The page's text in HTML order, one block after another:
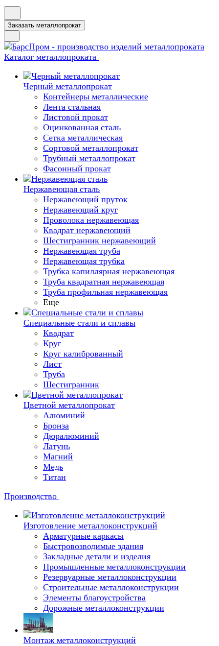
Заказать металлопрокат
Каталог металлопроката
Черный металлопрокат
Контейнеры металлические
Лента стальная
Листовой прокат
Оцинкованная сталь
Сетка металлическая
Сортовой металлопрокат
Трубный металлопрокат
Фасонный прокат
Нержавеющая сталь
Нержавеющий пруток
Нержавеющий круг
Проволока нержавеющая
Квадрат нержавеющий
Шестигранник нержавеющий
Нержавеющая труба
Нержавеющая трубка
Трубка капиллярная нержавеющая
Труба квадратная нержавеющая
Труба профильная нержавеющая
Еще
Специальные стали и сплавы
Квадрат
Круг
Круг калиброванный
Лист
Труба
Шестигранник
Цветной металлопрокат
Алюминий
Бронза
Дюралюминий
Латунь
Магний
Медь
Титан
Производство
Изготовление металлоконструкций
Арматурные каркасы
Быстровозводимые здания
Закладные детали и изделия
Промышленные металлоконструкции
Резервуарные металлоконструкции
Строительные металлоконструкции
Элементы благоустройства
Дорожные металлоконструкции
Монтаж металлоконструкций